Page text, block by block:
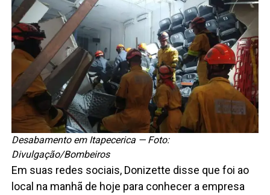
Desabamento em Itapecerica — Foto:
Divulgação/Bombeiros
Em suas redes sociais, Donizette disse que foi ao
local na manhã de hoje para conhecer a empresa